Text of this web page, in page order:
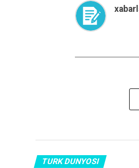
TURK DUNYOSI